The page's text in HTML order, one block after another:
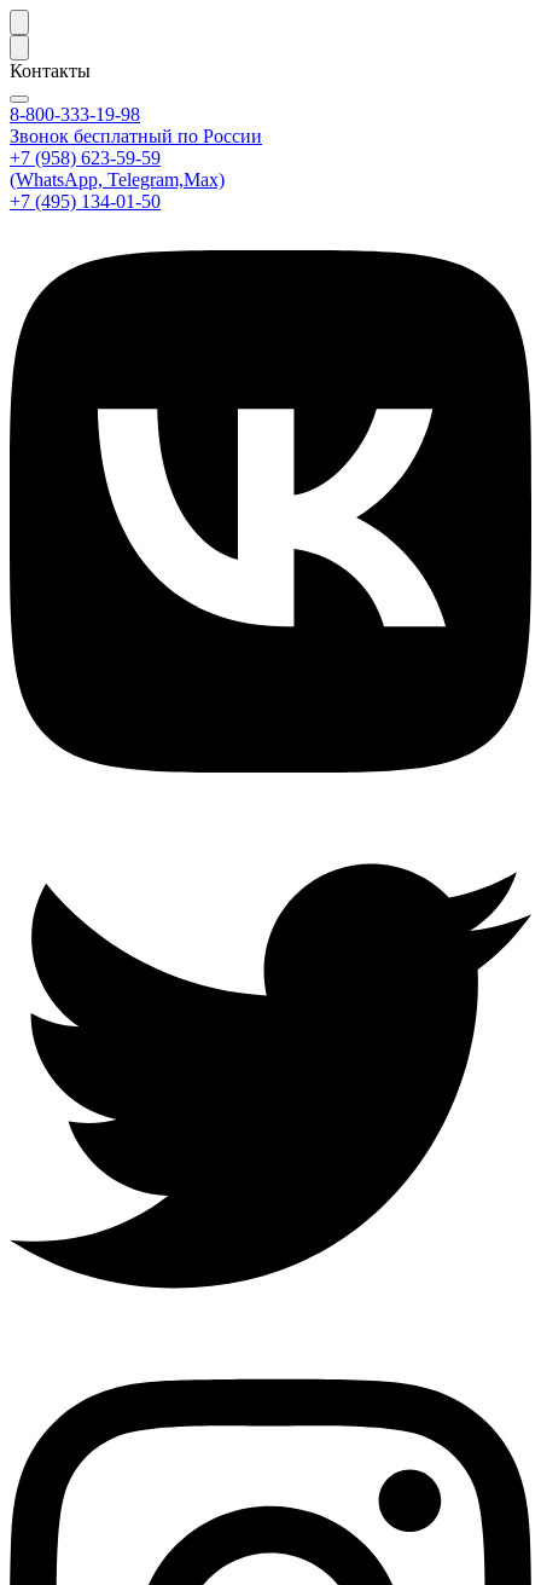
Контакты
8-800-333-19-98
Звонок бесплатный по России
+7 (958) 623-59-59
(WhatsApp, Telegram,Max)
+7 (495) 134-01-50